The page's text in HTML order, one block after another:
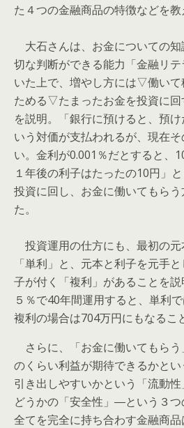
た４つの金融商品の特徴などを教
大石さんは、お金についての
切な判断ができる能力「金融リ
いた上で、増やし方には▽働い
ためる▽たまったお金を投資に
を説明。「銀行に預けると、預
いう対価が支払われるが、現在
い。金利が0.001％だとすると、
１年後の利子はたったの10円」
投資に回し、お金に働いてもらう
た。
投資運用の仕方にも、最初の元
「単利」と、元本と利子を元手
子が付く「複利」があることを
５％で40年間運用すると、単利
複利の場合は704万円にもなるこ
さらに、「お金に働いてもら
のくらい利益が期待できるかと
引き出しやすいかという「流動
どうかの「安全性」―という３
全てを完全に持ち合わす金融商